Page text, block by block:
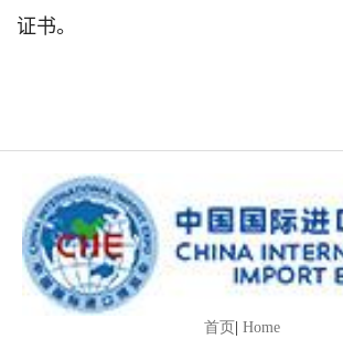
证书。
首页| Home